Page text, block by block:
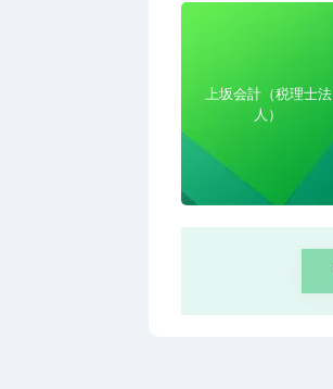
上坂会計（税理士法
人）